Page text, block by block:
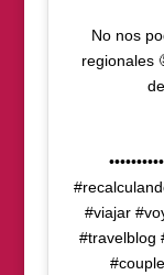
No nos
regionales
#viajar
#travelblog